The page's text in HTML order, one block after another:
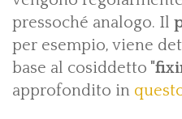
pressoché analogo. Il
per esempio, viene
base al cosiddetto "
approfondito in